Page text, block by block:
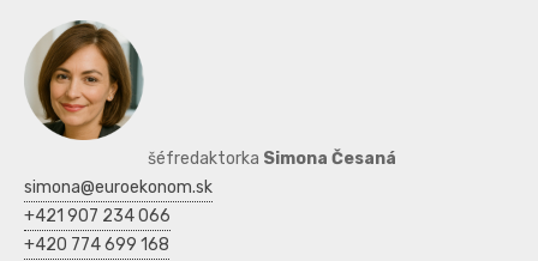
šéfredaktorka Simona Česaná
simona@euroekonom.sk
+421 907 234 066
+420 774 699 168